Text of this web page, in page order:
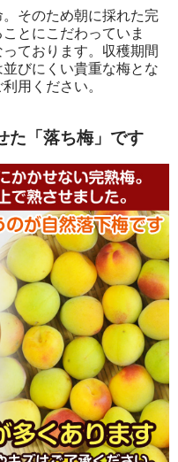
そのため朝に採れた完
とにこだわっていま
ております。収穫期間
びにくい貴重な梅とな
用ください。
た「落ち梅」です